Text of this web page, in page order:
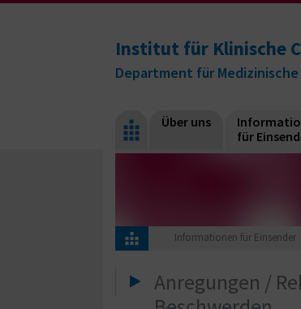
Institut für Klinische
Department für
Über uns
für
Informationen für Einsender
Anregungen /